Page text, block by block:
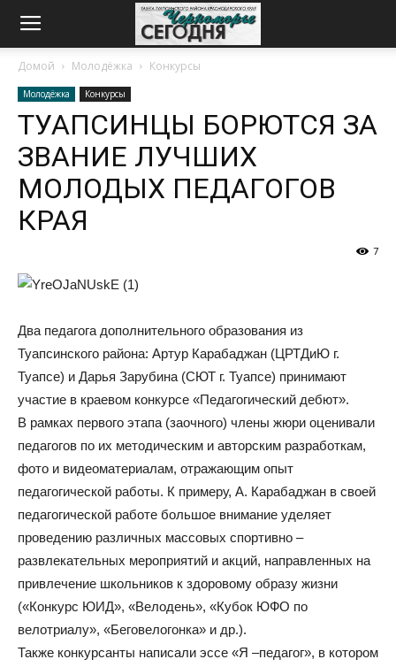
Домой Молодёжка Конкурсы
Молодёжка Конкурсы
ТУАПСИНЦЫ БОРЮТСЯ ЗА
ЗВАНИЕ ЛУЧШИХ
МОЛОДЫХ ПЕДАГОГОВ
КРАЯ
7
Два педагога дополнительного образования из
Туапсинского района: Артур Карабаджан (ЦРТДиЮ г.
Туапсе) и Дарья Зарубина (СЮТ г. Туапсе) принимают
участие в краевом конкурсе «Педагогический дебют».
В рамках первого этапа (заочного) члены жюри оценивали
педагогов по их методическим и авторским разработкам,
фото и видеоматериалам, отражающим опыт
педагогической работы. К примеру, А. Карабаджан в своей
педагогической работе большое внимание уделяет
проведению различных массовых спортивно –
развлекательных мероприятий и акций, направленных на
привлечение школьников к здоровому образу жизни
(«Конкурс ЮИД», «Велодень», «Кубок ЮФО по
велотриалу», «Беговелогонка» и др.).
Также конкурсанты написали эссе «Я –педагог», в котором